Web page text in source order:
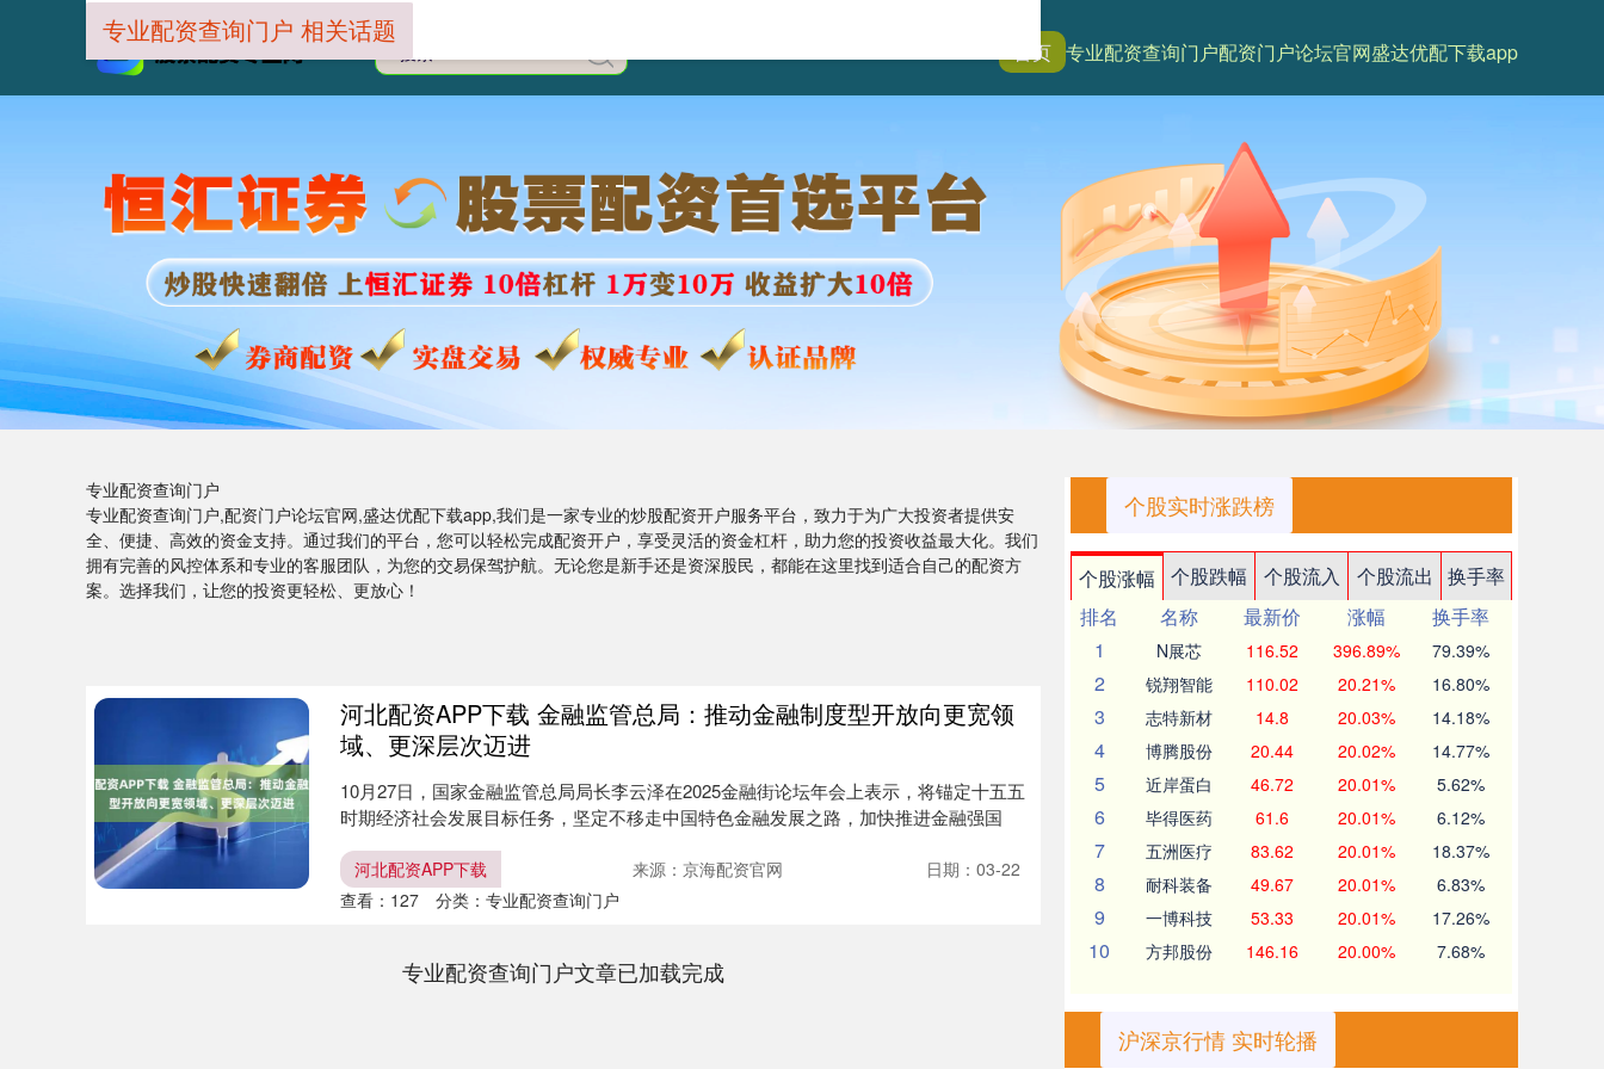
首页 专业配资查询门户配资门户论坛官网盛达优配下载app
专业配资查询门户
专业配资查询门户,配资门户论坛官网,盛达优配下载app,我们是一家专业的炒股配资开户服务平台，致力于为广大投资者提供安
全、便捷、高效的资金支持。通过我们的平台，您可以轻松完成配资开户，享受灵活的资金杠杆，助力您的投资收益最大化。我们
拥有完善的风控体系和专业的客服团队，为您的交易保驾护航。无论您是新手还是资深股民，都能在这里找到适合自己的配资方
案。选择我们，让您的投资更轻松、更放心！
专业配资查询门户 相关话题
河北配资APP下载 金融监管总局：推动金融制度型开放向更宽领
域、更深层次迈进
10月27日，国家金融监管总局局长李云泽在2025金融街论坛年会上表示，将锚定十五五
时期经济社会发展目标任务，坚定不移走中国特色金融发展之路，加快推进金融强国
河北配资APP下载 来源：京海配资官网
日期：03-22
查看： 127 分类： 专业配资查询门户
专业配资查询门户文章已加载完成
个股实时涨跌榜
个股涨幅 个股跌幅 个股流入 个股流出
换手率
排名
名称 最新价 涨幅
换手率
1
N展芯 116.52 396.89% 79.39%
2 锐翔智能 110.02 20.21% 16.80%
3 志特新材 14.8 20.03% 14.18%
4 博腾股份 20.44 20.02% 14.77%
5 近岸蛋白 46.72 20.01% 5.62%
6 毕得医药 61.6 20.01% 6.12%
7 五洲医疗 83.62 20.01% 18.37%
8 耐科装备 49.67 20.01% 6.83%
9 一博科技 53.33 20.01% 17.26%
10 方邦股份 146.16 20.00% 7.68%
沪深京行情 实时轮播